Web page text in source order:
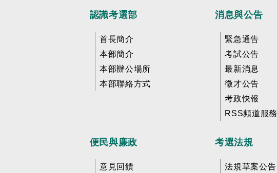
認識考選部
首長簡介
本部簡介
本部辦公場所
本部聯絡方式
消息與公告
緊急通告
考試公告
最新消息
徵才公告
考政快報
RSS頻道服務
便民與廉政
意見回饋
考選法規
法規草案公告